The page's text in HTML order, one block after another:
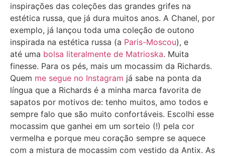
inspirações das coleções das grandes grifes na
estética russa, que já dura muitos anos. A Chanel, por
exemplo, já lançou toda uma coleção de outono
inspirada na estética russa (a Paris-Moscou), e
até uma bolsa literalmente de Matrioska. Muita
finesse. Para os pés, mais um mocassim da Richards.
Quem me segue no Instagram já sabe na ponta da
língua que a Richards é a minha marca favorita de
sapatos por motivos de: tenho muitos, amo todos e
sempre falo que são muito confortáveis. Escolhi esse
mocassim que ganhei em um sorteio (!) pela cor
vermelha e porque meu coração sempre se aquece
com a mistura de mocassim com vestido da Antix. As